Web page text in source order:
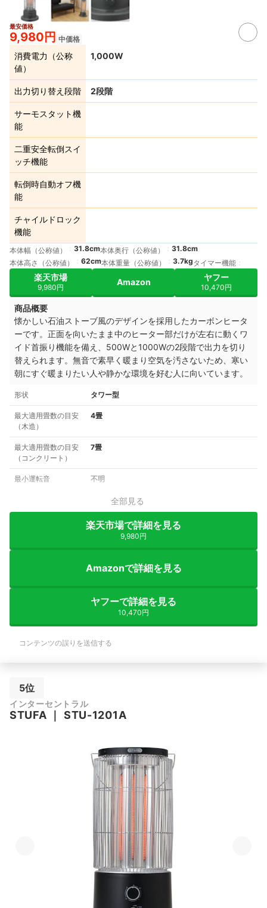
最安価格
9,980円 中価格
消費電力（公称
値）
1,000W
出力切り替え段階 2段階
サーモスタット機
能
二重安全転倒スイ
ッチ機能
転倒時自動オフ機
能
チャイルドロック
機能
本体幅（公称値） 31.8cm本体奥行（公称値）
31.8cm
本体高さ（公称値）
62cm本体重量（公称値） 3.7kgタイマー機能
楽天市場
9,980円
Amazon ヤフー
10,470円
商品概要
懐かしい石油ストーブ風のデザインを採用したカーボンヒータ
ーです。正面を向いたまま中のヒーター部だけが左右に動くワ
イド首振り機能を備え、500Wと1000Wの2段階で出力を切り
替えられます。無音で素早く暖まり空気を汚さないため、寒い
朝にすぐ暖まりたい人や静かな環境を好む人に向いています。
形状 タワー型
最大適用畳数の目安
（木造）
4畳
最大適用畳数の目安
（コンクリート）
7畳
最小運転音 不明
全部見る
楽天市場で詳細を見る
9,980円
Amazonで詳細を見る
ヤフーで詳細を見る
10,470円
コンテンツの誤りを送信する
5位
インターセントラル
STUFA STU-1201A